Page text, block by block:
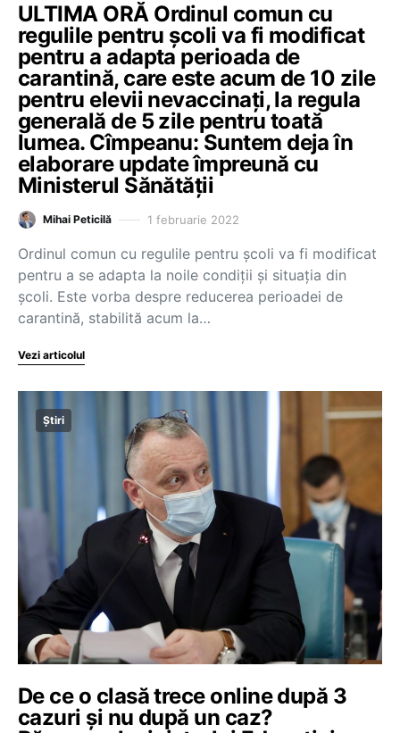
ULTIMA ORĂ Ordinul comun cu
regulile pentru școli va fi modificat
pentru a adapta perioada de
carantină, care este acum de 10 zile
pentru elevii nevaccinați, la regula
generală de 5 zile pentru toată
lumea. Cîmpeanu: Suntem deja în
elaborare update împreună cu
Ministerul Sănătății
Mihai Peticilă 1 februarie 2022
Ordinul comun cu regulile pentru școli va fi modificat
pentru a se adapta la noile condiții și situația din
școli. Este vorba despre reducerea perioadei de
carantină, stabilită acum la…
Vezi articolul
Știri
De ce o clasă trece online după 3
cazuri și nu după un caz?